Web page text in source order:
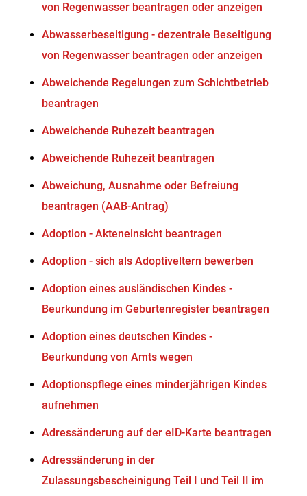
von Regenwasser beantragen oder anzeigen
Abwasserbeseitigung - dezentrale Beseitigung
von Regenwasser beantragen oder anzeigen
Abweichende Regelungen zum Schichtbetrieb
beantragen
Abweichende Ruhezeit beantragen
Abweichende Ruhezeit beantragen
Abweichung, Ausnahme oder Befreiung
beantragen (AAB-Antrag)
Adoption - Akteneinsicht beantragen
Adoption - sich als Adoptiveltern bewerben
Adoption eines ausländischen Kindes -
Beurkundung im Geburtenregister beantragen
Adoption eines deutschen Kindes -
Beurkundung von Amts wegen
Adoptionspflege eines minderjährigen Kindes
aufnehmen
Adressänderung auf der eID-Karte beantragen
Adressänderung in der
Zulassungsbescheinigung Teil I und Teil II im